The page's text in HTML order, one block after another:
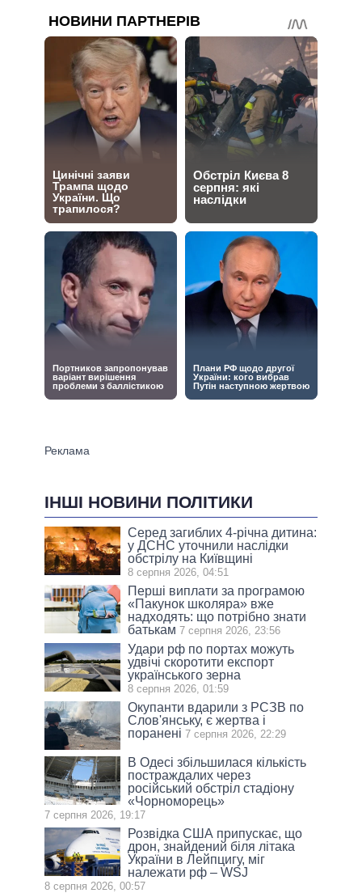
ІНШІ НОВИНИ ПОЛІТИКИ
Серед загиблих 4-річна дитина:
у ДСНС уточнили наслідки
обстрілу на Київщині
8 серпня 2026, 04:51
Перші виплати за програмою
«Пакунок школяра» вже
надходять: що потрібно знати
батькам 7 серпня 2026, 23:56
Удари рф по портах можуть
удвічі скоротити експорт
українського зерна
8 серпня 2026, 01:59
Окупанти вдарили з РСЗВ по
Слов'янську, є жертва і
поранені 7 серпня 2026, 22:29
В Одесі збільшилася кількість
постраждалих через
російський обстріл стадіону
«Чорноморець»
7 серпня 2026, 19:17
Розвідка США припускає, що
дрон, знайдений біля літака
України в Лейпцигу, міг
належати рф – WSJ
8 серпня 2026, 00:57